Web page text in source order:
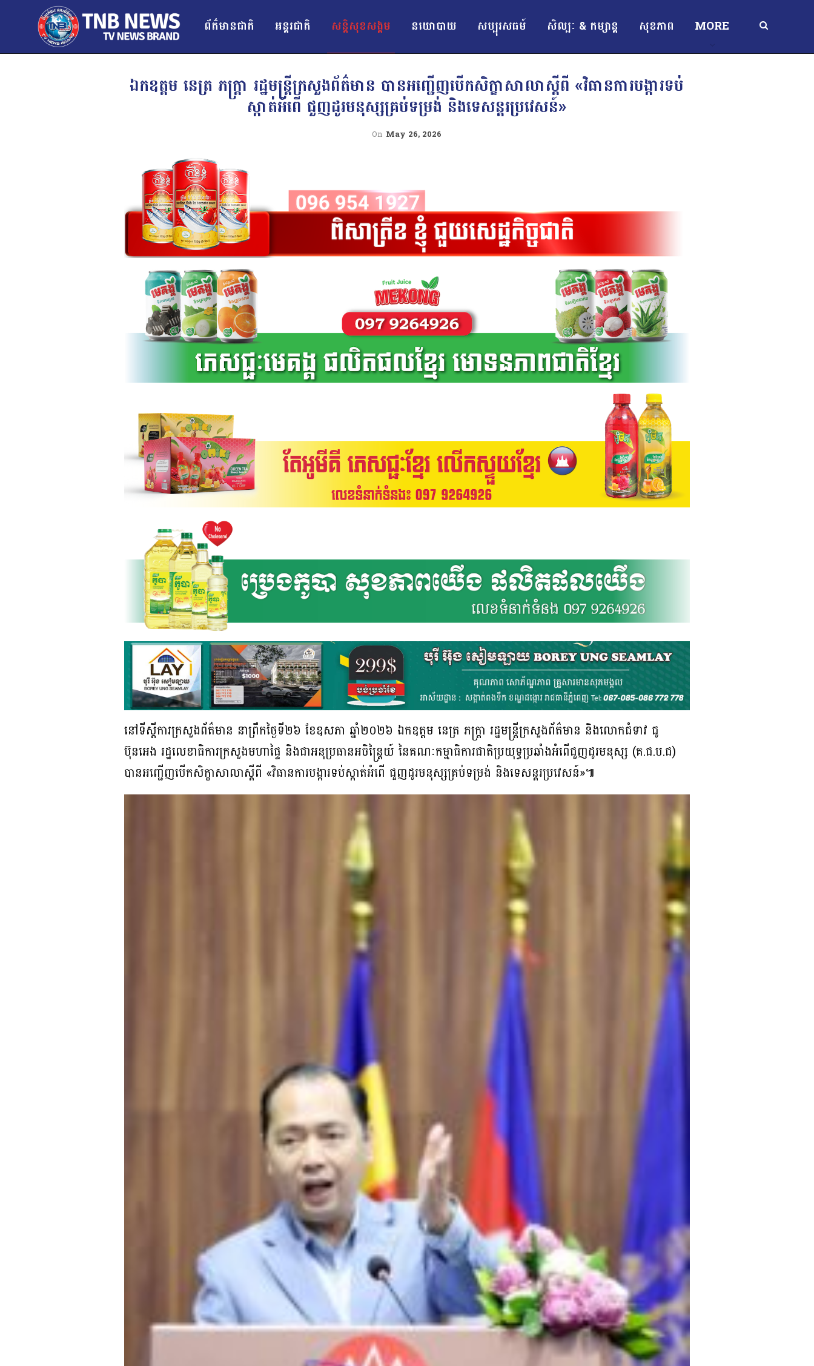
ព័ត៌មានជាតិ អន្ដរជាតិ សន្តិសុខសង្គម នយោបាយ សប្បុរសធម៍ សិល្បៈ & កម្សាន្ត សុខភាព MORE
ឯកឧត្តម នេត្រ ភក្ត្រា រដ្ឋមន្ត្រីក្រសួងព័ត៌មាន បានអញ្ជើញបើកសិក្ខាសាលាស្តីពី «វិធានការបង្ការទប់
ស្កាត់អំពើ ជួញដូរមនុស្សគ្រប់ទម្រង់ និងទេសន្តរប្រវេសន៍»
On May 26, 2026
នៅទីស្តីការក្រសួងព័ត៌មាន នាព្រឹកថ្ងៃទី២៦ ខែឧសភា ឆ្នាំ២០២៦ ឯកឧត្តម នេត្រ ភក្ត្រា រដ្ឋមន្ត្រីក្រសួងព័ត៌មាន និងលោកជំទាវ ជូ
ប៊ុនអេង រដ្ឋលេខាធិការក្រសួងមហាផ្ទៃ និងជាអនុប្រធានអចិន្ត្រៃយ៍ នៃគណៈកម្មាធិការជាតិប្រយុទ្ធប្រឆាំងអំពើជួញដូរមនុស្ស (គ.ជ.ប.ជ)
បានអញ្ជើញបើកសិក្ខាសាលាស្តីពី «វិធានការបង្ការទប់ស្កាត់អំពើ ជួញដូរមនុស្សគ្រប់ទម្រង់ និងទេសន្តរប្រវេសន៍»៕